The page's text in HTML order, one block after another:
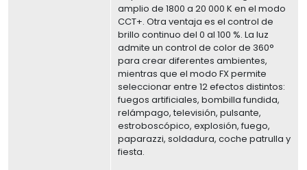
amplio de 1800 a 20 000 K en el modo
CCT+. Otra ventaja es el control de
brillo continuo del 0 al 100 %. La luz
admite un control de color de 360°
para crear diferentes ambientes,
mientras que el modo FX permite
seleccionar entre 12 efectos distintos:
fuegos artificiales, bombilla fundida,
relámpago, televisión, pulsante,
estroboscópico, explosión, fuego,
paparazzi, soldadura, coche patrulla y
fiesta.